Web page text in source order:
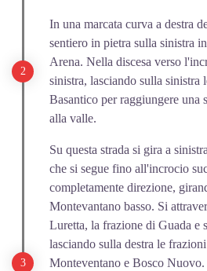
In una marcata curva a destra
sentiero in pietra sulla sinistra
Arena. Nella discesa verso
sinistra, lasciando sulla sinistra
Basantico per raggiungere una
alla valle.
Su questa strada si gira a
che si segue fino all'incrocio
completamente direzione,
Montevantano basso. Si
Luretta, la frazione di Guada e
lasciando sulla destra le
Monteventano e Bosco